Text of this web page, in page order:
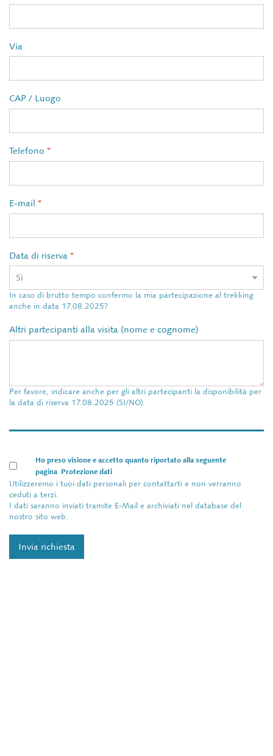
Via
CAP / Luogo
Telefono *
E-mail *
Data di riserva *
In caso di brutto tempo confermo la mia partecipazione al trekking
anche in data 17.08.2025?
Altri partecipanti alla visita (nome e cognome)
Per favore, indicare anche per gli altri partecipanti la disponibilità per
la data di riserva 17.08.2025 (SI/NO)
Ho preso visione e accetto quanto riportato alla seguente
pagina Protezione dati
Utilizzeremo i tuoi dati personali per contattarti e non verranno
ceduti a terzi.
I dati saranno inviati tramite E-Mail e archiviati nel database del
nostro sito web.
Invia richiesta